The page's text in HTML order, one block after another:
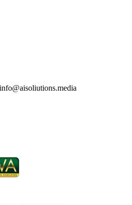
info@aisoliutions.media